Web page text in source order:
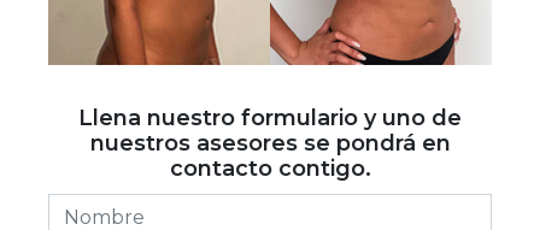
Llena nuestro formulario y uno de
nuestros asesores se pondrá en
contacto contigo.